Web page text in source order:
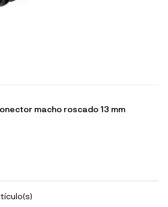
macho roscado 13 mm